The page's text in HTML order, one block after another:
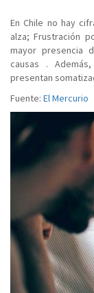
En Chile no hay
alza; Frustración
mayor presencia
causas .
presentan
Fuente: El Mercurio